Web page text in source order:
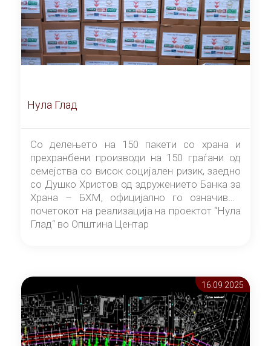
Нула Глад
Со делењето на 150 пакети со храна и
прехранбени производи на 150 граѓани од
семејства со висок социјален ризик, заедно
со Душко Христов од здружението Банка за
Храна – БХМ, официјално го означивме
почетокот на реализација на проектот “Нула
Глад“ во Општина Центар
16.09 2025